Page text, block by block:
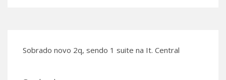
Sobrado novo 2q, sendo 1 suite na It. Central